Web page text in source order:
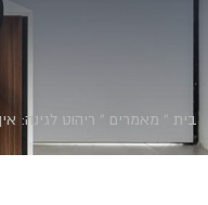
בית » מאמרים » ריהוט לגינה: